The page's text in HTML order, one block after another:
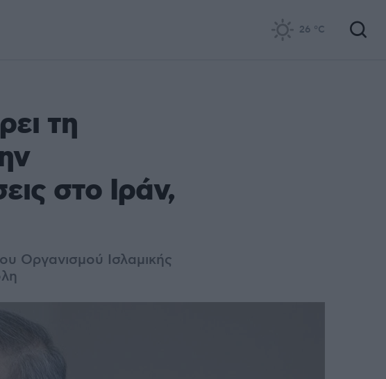
26 °C
τη
στο Ιράν,
Οργανισμού Ισλαμικής